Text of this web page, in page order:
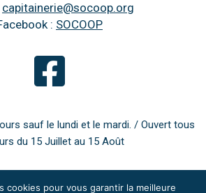
capitainerie@socoop.org
: SOCOOP
sauf le lundi et le mardi. / Ouvert tous
du 15 Juillet au 15 Août
cookies pour vous garantir la meilleure